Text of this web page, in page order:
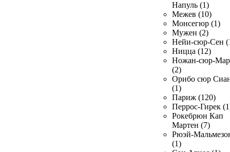
Напуль (1)
Межев (10)
Монсегюр (1)
Мужен (2)
Нейи-сюр-Сен
Ницца (12)
Ножан-сюр-
(2)
Орибо сюр
(1)
Париж (120)
Перрос-Гирек
Рокебрюн Кап
Мартен (7)
Рюэй-
(1)